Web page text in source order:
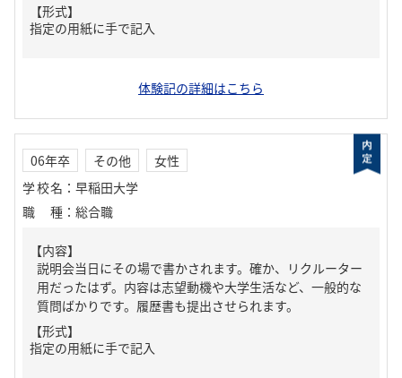
【形式】
指定の用紙に手で記入
体験記の詳細はこちら
06年卒 その他
女性
学校名 ： 早稲田大学
職種 ： 総合職
【内容】
説明会当日にその場で書かされます。確か、リクルーター
用だったはず。内容は志望動機や大学生活など、一般的な
質問ばかりです。履歴書も提出させられます。
【形式】
指定の用紙に手で記入